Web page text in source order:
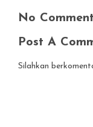
No
Post A
Silahkan